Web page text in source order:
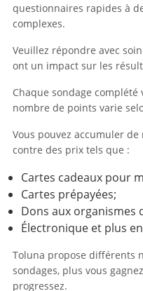
questionnaires rapides à
complexes.
Veuillez répondre avec
ont un impact sur les
Chaque sondage
nombre de points varie
Vous pouvez accumuler
contre des prix tels que :
Cartes cadeaux pour
Cartes prépayées;
Dons aux organismes
Électronique et plus
Toluna propose différents
sondages, plus vous
progressez.